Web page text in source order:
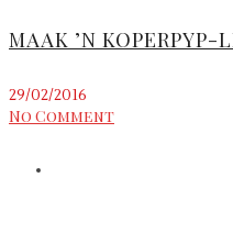
MAAK ’N KOPERPYP-
29/02/2016
No Comment